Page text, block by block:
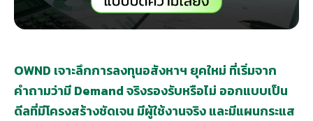
OWND เจาะลึกการลงทุนอสังหาฯ ยุคใหม่ ที่เริ่มจาก
คำถามว่ามี Demand จริงรองรับหรือไม่ ออกแบบเป็น
ดีลที่มีโครงสร้างชัดเจน มีผู้ใช้งานจริง และมีแผนกระแส